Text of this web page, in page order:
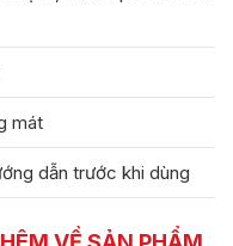
mát
dẫn trước khi dùng